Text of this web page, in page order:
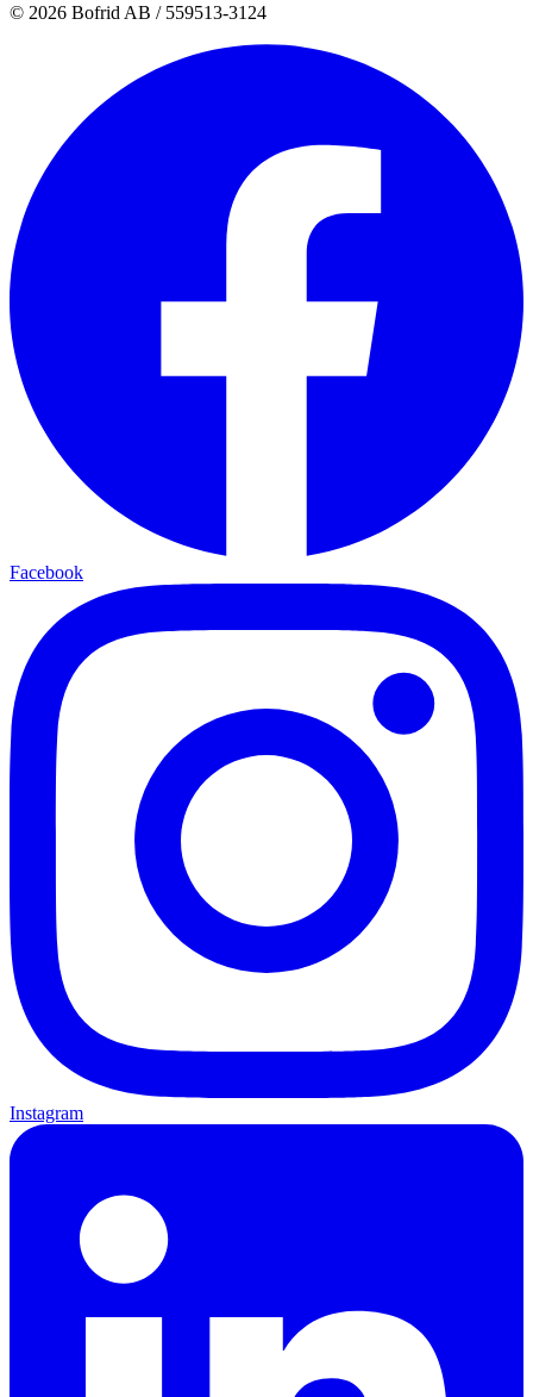
© 2026 Bofrid AB / 559513-3124
Facebook
Instagram